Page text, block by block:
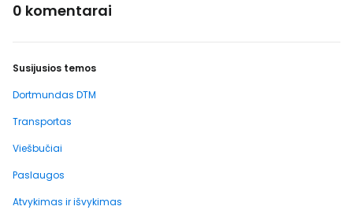
0 komentarai
Susijusios temos
Dortmundas DTM
Transportas
Viešbučiai
Paslaugos
Atvykimas ir išvykimas